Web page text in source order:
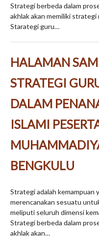
Strategi berbeda dalam
akhlak akan memiliki strategi
Starategi guru…
HALAMAN
STRATEGI
DALAM
ISLAMI
BENGKULU
Strategi adalah kemampuan
merencanakan sesuatu
meliputi seluruh dimensi
Strategi berbeda dalam
akhlak akan…